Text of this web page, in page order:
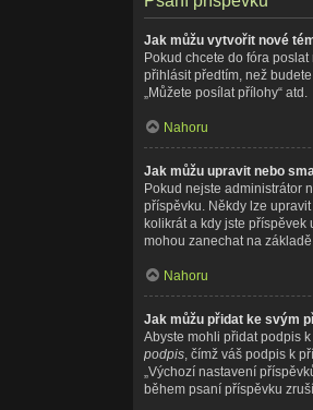
Jak můžu vytvořit nové
Pokud chcete do fóra
přihlásit předtím, než
„Můžete posílat přílohy“ atd.
Nahoru
Jak můžu upravit nebo
Pokud nejste administrátor
příspěvku. Někdy lze
kolikrát a kdy jste
mohou zanechat na
Nahoru
Jak můžu přidat ke svým
Abyste mohli přidat podpis
podpis, čímž váš podpis k
„Výchozí nastavení
během psaní příspěvku